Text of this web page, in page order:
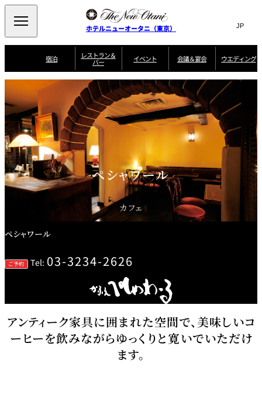
ホテルニューオータニ（東京） Search
サ
ト
内
検
窓
を
開
閉
言
切
替
え
メ
開
閉
JP(日本語)
EN
Select Language ▼
宿泊
ゼクティブハ
ウス 禅 ザ・メイン
ニューオータニ・
ガーデンタワー スイートのご案内
客室一覧 宿泊プラン一覧 ルームサービス
ルニューオー
サービスア
ートメント 朝食のご案内
宿泊者限定
ディナ ーご優待
のご案内
誕生日や記念日の
お祝いに
レストラン＆
バー
ご案内
ソムリエ 個室のご案内
ご家族で楽し
む小個室
ビュッフェ
VIEW & DINING
THE SKY
タワーレスト
ラン
ガーデンラウ
ンジ
トレーダーヴ
ィックス 東京
スイーツ
SATSUKI
ピエール・エ
ルメ・パリ
西洋料理
ィックス 東京 スタ
中国料理
イベント 会議＆宴会
会
議
＆
宴
会
宴会場一覧 プラン一覧
ウエディング
ウ
エ
デ
ィ
ン
グ
ウエディングスタ
イル
披露宴 料理・
ムービー TOKYO
ホテルへのアクセ
ス
ペシャワール
カフェ
ペシャワール
ご予約 Tel: 03-3234-2626
アンティーク家具に囲まれた空間で、美味しいコ
ーヒーを飲みながらゆっくりと寛いでいただけ
ます。